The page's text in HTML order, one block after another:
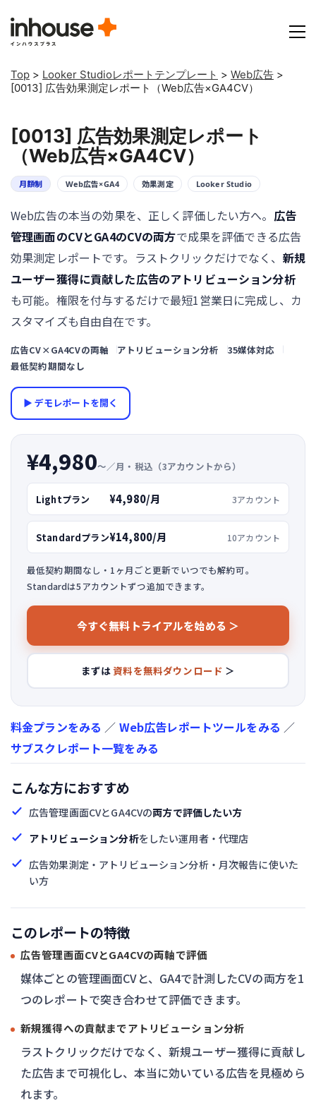
Top > Looker Studioレポートテンプレート > Web広告 >
[0013] 広告効果測定レポート（Web広告×GA4CV）
[0013] 広告効果測定レポート
（Web広告×GA4CV）
月額制 Web広告×GA4 効果測定 Looker Studio
Web広告の本当の効果を、正しく評価したい方へ。 広告
管理画面のCVとGA4のCVの両方で成果を評価できる広告
効果測定レポートです。ラストクリックだけでなく、 新規
ユーザー獲得に貢献した広告のアトリビューション分析
も可能。権限を付与するだけで最短1営業日に完成し、カ
スタマイズも自由自在です。
広告CV×GA4CVの両軸 アトリビューション分析
35媒体対応
最低契約期間なし
▶ デモレポートを開く
¥4,980〜／月・税込（3アカウントから）
Lightプラン ¥4,980/月 3アカウント
Standardプラン¥14,800/月 10アカウント
最低契約期間なし・1ヶ月ごと更新でいつでも解約可。
Standardは5アカウントずつ追加できます。
今すぐ無料トライアルを始める ＞
まずは資料を無料ダウンロード ＞
料金プランをみる ／ Web広告レポートツールをみる ／
サブスクレポート一覧をみる
こんな方におすすめ
広告管理画面CVとGA4CVの両方で評価したい方
アトリビューション分析をしたい運用者・代理店
広告効果測定・アトリビューション分析・月次報告に使いた
い方
このレポートの特徴
広告管理画面CVとGA4CVの両軸で評価
媒体ごとの管理画面CVと、GA4で計測したCVの両方を1
つのレポートで突き合わせて評価できます。
新規獲得への貢献までアトリビューション分析
ラストクリックだけでなく、新規ユーザー獲得に貢献し
た広告まで可視化し、本当に効いている広告を見極めら
れます。